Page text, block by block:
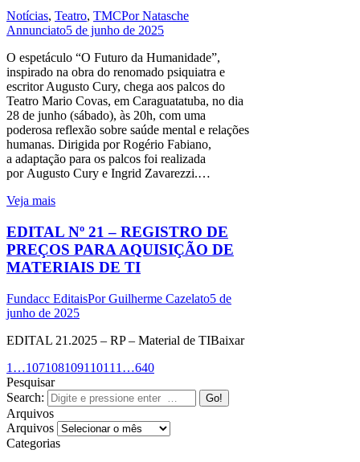
Notícias, Teatro, TMCPorNatasche
Annunciato5 de junho de 2025
O espetáculo “O Futuro da Humanidade”,
inspirado na obra do renomado psiquiatra e
escritor Augusto Cury, chega aos palcos do
Teatro Mario Covas, em Caraguatatuba, no dia
28 de junho (sábado), às 20h, com uma
poderosa reflexão sobre saúde mental e relações
humanas. Dirigida por Rogério Fabiano,
a adaptação para os palcos foi realizada
por Augusto Cury e Ingrid Zavarezzi.…
Veja mais
EDITAL Nº 21 – REGISTRO DE
PREÇOS PARA AQUISIÇÃO DE
MATERIAIS DE TI
Fundacc EditaisPorGuilherme Cazelato5 de
junho de 2025
EDITAL 21.2025 – RP – Material de TIBaixar
1 …107108109110111 …640
Pesquisar
Search:
Arquivos
Arquivos
Categorias